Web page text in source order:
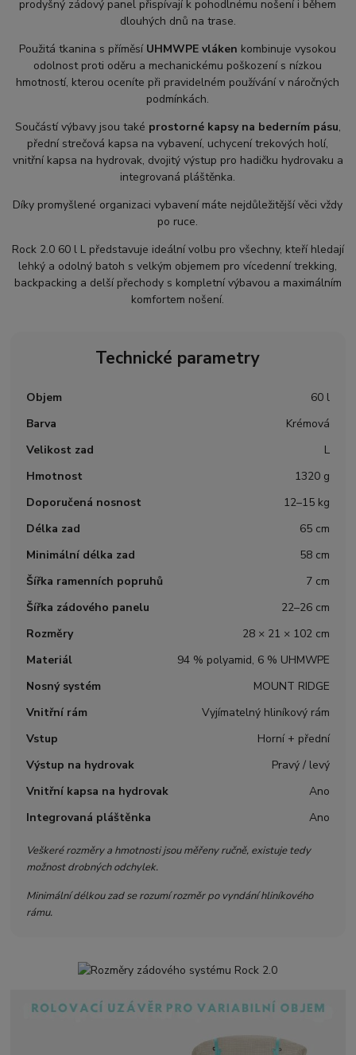
prodyšný zádový panel přispívají k pohodlnému nošení i během
dlouhých dnů na trase.
Použitá tkanina s příměsí UHMWPE vláken kombinuje vysokou
odolnost proti oděru a mechanickému poškození s nízkou
hmotností, kterou oceníte při pravidelném používání v náročných
podmínkách.
Součástí výbavy jsou také prostorné kapsy na bederním pásu,
přední strečová kapsa na vybavení, uchycení trekových holí,
vnitřní kapsa na hydrovak, dvojitý výstup pro hadičku hydrovaku a
integrovaná pláštěnka.
Díky promyšlené organizaci vybavení máte nejdůležitější věci vždy
po ruce.
Rock 2.0 60 l L představuje ideální volbu pro všechny, kteří hledají
lehký a odolný batoh s velkým objemem pro vícedenní trekking,
backpacking a delší přechody s kompletní výbavou a maximálním
komfortem nošení.
Technické parametry
Objem
60 l
Barva
Krémová
Velikost zad
L
Hmotnost
1320 g
Doporučená nosnost
12–15 kg
Délka zad
65 cm
Minimální délka zad
58 cm
Šířka ramenních popruhů
7 cm
Šířka zádového panelu
22–26 cm
Rozměry
28 × 21 × 102 cm
Materiál
94 % polyamid, 6 % UHMWPE
Nosný systém
MOUNT RIDGE
Vnitřní rám
Vyjímatelný hliníkový rám
Vstup
Horní + přední
Výstup na hydrovak
Pravý / levý
Vnitřní kapsa na hydrovak
Ano
Integrovaná pláštěnka
Ano
Veškeré rozměry a hmotnosti jsou měřeny ručně, existuje tedy
možnost drobných odchylek.
Minimální délkou zad se rozumí rozměr po vyndání hliníkového
rámu.